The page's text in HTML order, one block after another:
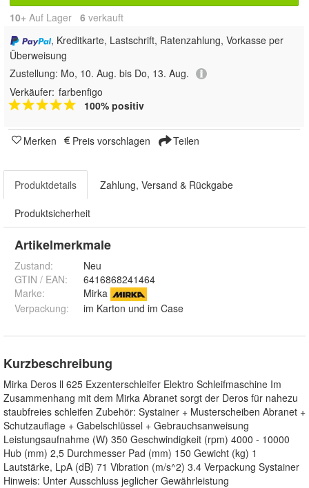
10+ Auf Lager 6 verkauft
, Kreditkarte, Lastschrift, Ratenzahlung, Vorkasse per
Überweisung
Zustellung: Mo, 10. Aug. bis Do, 13. Aug.
Verkäufer: farbenfigo
100% positiv
Merken Preis vorschlagen Teilen
Produktdetails Zahlung, Versand & Rückgabe
Produktsicherheit
Artikelmerkmale
Zustand:
Neu
GTIN / EAN:
6416868241464
Marke:
Mirka
Verpackung: im Karton und im Case
Kurzbeschreibung
Mirka Deros ll 625 Exzenterschleifer Elektro Schleifmaschine Im
Zusammenhang mit dem Mirka Abranet sorgt der Deros für nahezu
staubfreies schleifen Zubehör: Systainer + Musterscheiben Abranet +
Schutzauflage + Gabelschlüssel + Gebrauchsanweisung
Leistungsaufnahme (W) 350 Geschwindigkeit (rpm) 4000 - 10000
Hub (mm) 2,5 Durchmesser Pad (mm) 150 Gewicht (kg) 1
Lautstärke, LpA (dB) 71 Vibration (m/s^2) 3.4 Verpackung Systainer
Hinweis: Unter Ausschluss jeglicher Gewährleistung